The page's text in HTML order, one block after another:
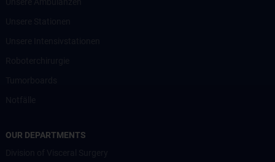
OUR DEPARTMENTS